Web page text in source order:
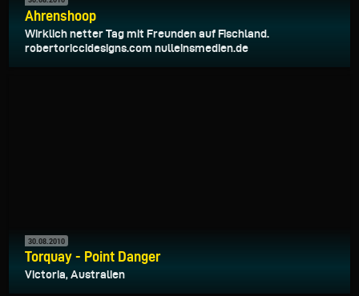
Ahrenshoop
Wirklich netter Tag mit Freunden auf Fischland.
robertoriccidesigns.com nulleinsmedien.de
30.08.2010
Torquay - Point Danger
Victoria, Australien